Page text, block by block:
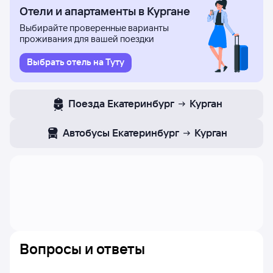
Цены в расписании указаны ориентировочные:
эти цены найдены пользователями Туту за последние
двое суток. Если цена не указана, вы можете узнать ее,
нажав на кнопку «Найти билет».
Чтобы проверить, есть ли в наличии билеты
и приступайте к выбору авиабилетов.
Отели и апартаменты в Кургане
Выбирайте проверенные варианты
проживания для вашей поездки
Выбрать отель на Туту
Поезда Екатеринбург Курган
Автобусы Екатеринбург Курган
Вопросы и ответы